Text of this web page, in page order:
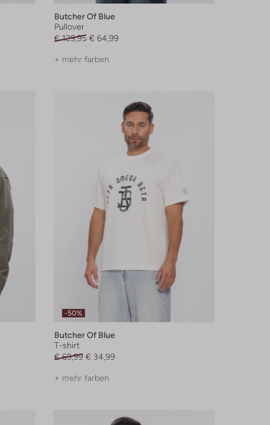
Butcher Of Blue
Pullover
€ 129,95 € 64,99
+ mehr farben
-50%
Butcher Of Blue
T-shirt
€ 69,99 € 34,99
+ mehr farben